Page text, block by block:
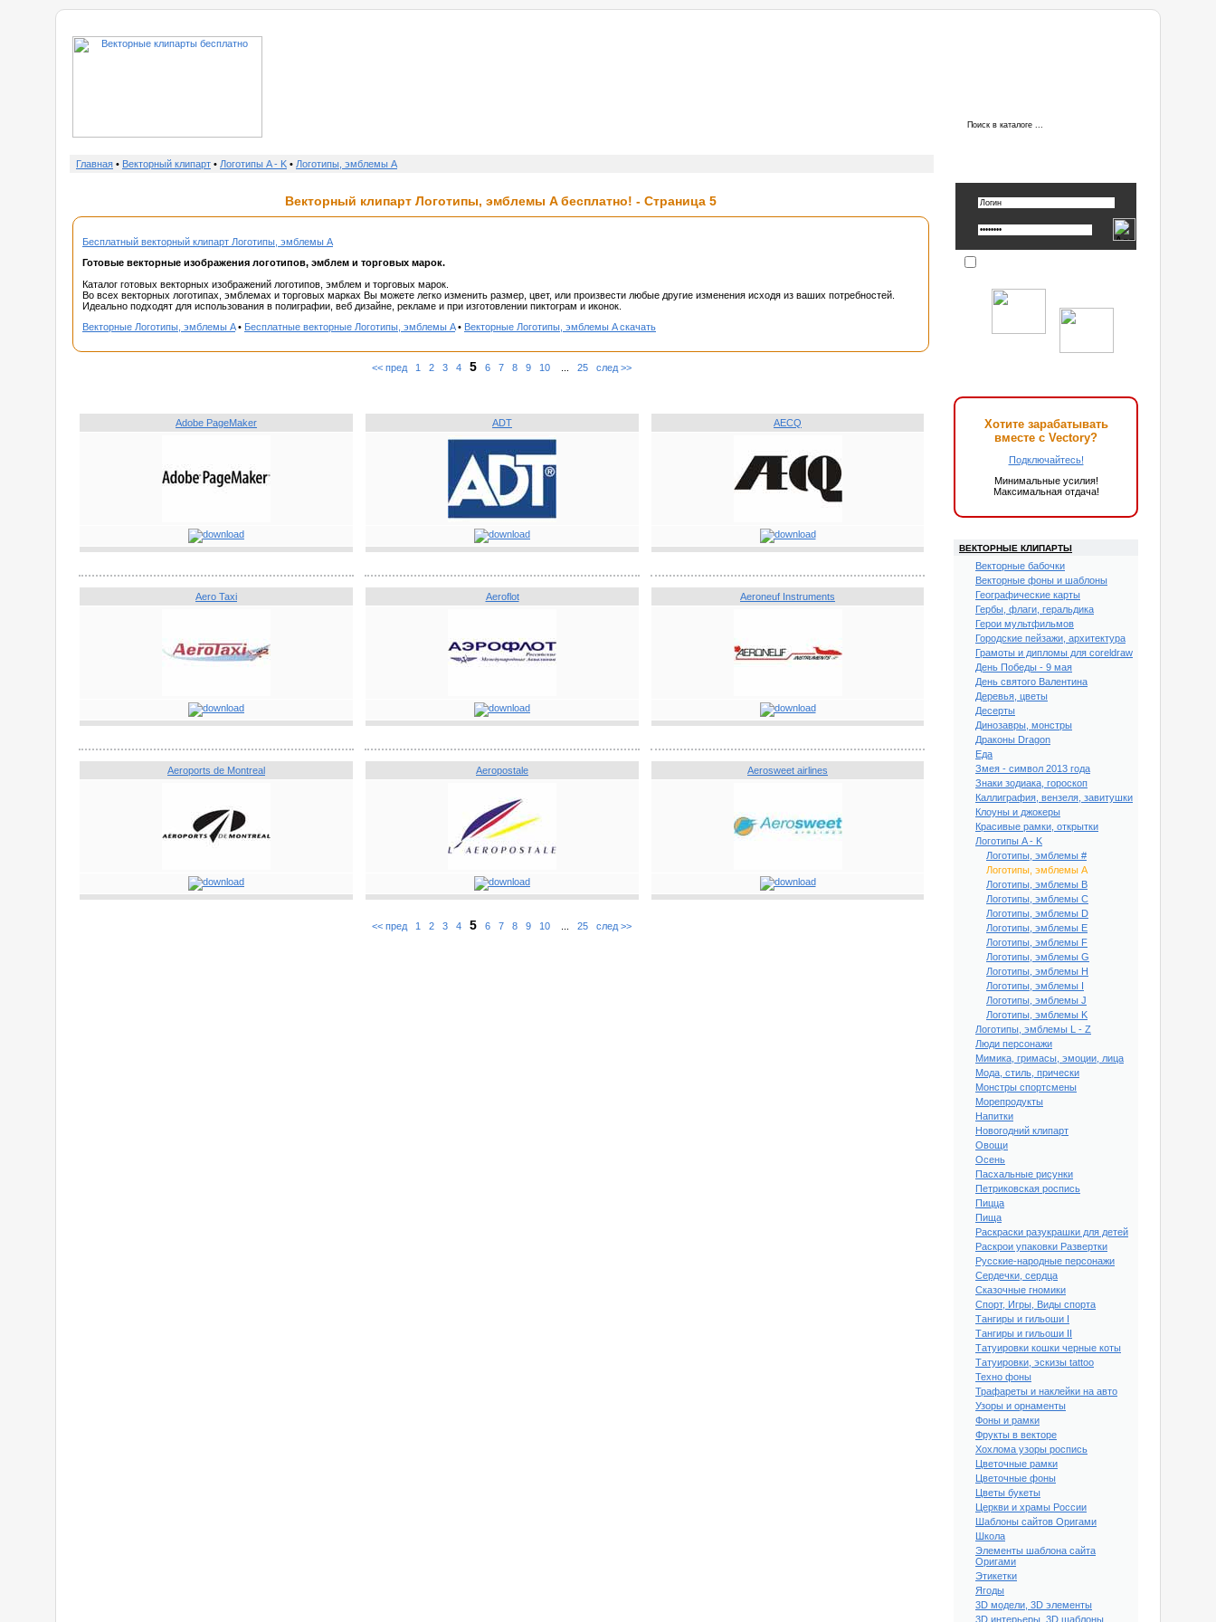
Главная • Векторный клипарт • Логотипы A - K • Логотипы, эмблемы A
Векторный клипарт Логотипы, эмблемы A бесплатно! - Страница 5
Бесплатный векторный клипарт Логотипы, эмблемы A
Готовые векторные изображения логотипов, эмблем и торговых марок.
Каталог готовых векторных изображений логотипов, эмблем и торговых марок.
Во всех векторных логотипах, эмблемах и торговых марках Вы можете легко изменить размер, цвет, или произвести любые другие изменения исходя из ваших потребностей.
Идеально подходят для использования в полиграфии, веб дизайне, рекламе и при изготовлении пиктограм и иконок.
Векторные Логотипы, эмблемы A• Бесплатные векторные Логотипы, эмблемы A• Векторные Логотипы, эмблемы A скачать
<< пред 1 2 3 4 5 6 7 8 9 10 25 след >>
Adobe PageMaker ADT AECQ
Aero Taxi Aeroflot Aeroneuf Instruments
Aeroports de Montreal Aeropostale Aerosweet airlines
<< пред 1 2 3 4 5 6 7 8 9 10 25 след >>
Хотите зарабатывать
вместе с Vectory?
Подключайтесь!
Минимальные усилия!
Максимальная отдача!
ВЕКТОРНЫЕ КЛИПАРТЫ
Векторные бабочки
Векторные фоны и шаблоны
Географические карты
Гербы, флаги, геральдика
Герои мультфильмов
Городские пейзажи, архитектура
Грамоты и дипломы для coreldraw
День Победы - 9 мая
День святого Валентина
Деревья, цветы
Десерты
Динозавры, монстры
Драконы Dragon
Еда
Змея - символ 2013 года
Знаки зодиака, гороскоп
Каллиграфия, вензеля, завитушки
Клоуны и джокеры
Красивые рамки, открытки
Логотипы A - K
Логотипы, эмблемы #
Логотипы, эмблемы A
Логотипы, эмблемы B
Логотипы, эмблемы C
Логотипы, эмблемы D
Логотипы, эмблемы E
Логотипы, эмблемы F
Логотипы, эмблемы G
Логотипы, эмблемы H
Логотипы, эмблемы I
Логотипы, эмблемы J
Логотипы, эмблемы K
Логотипы, эмблемы L - Z
Люди персонажи
Мимика, гримасы, эмоции, лица
Мода, стиль, прически
Монстры спортсмены
Морепродукты
Напитки
Новогодний клипарт
Овощи
Осень
Пасхальные рисунки
Петриковская роспись
Пицца
Пища
Раскраски разукрашки для детей
Раскрои упаковки Развертки
Русские-народные персонажи
Сердечки, сердца
Сказочные гномики
Спорт, Игры, Виды спорта
Тангиры и гильоши I
Тангиры и гильоши II
Татуировки кошки черные коты
Татуировки, эскизы tattoo
Техно фоны
Трафареты и наклейки на авто
Узоры и орнаменты
Фоны и рамки
Фрукты в векторе
Хохлома узоры роспись
Цветочные рамки
Цветочные фоны
Цветы букеты
Церкви и храмы России
Шаблоны сайтов Оригами
Школа
Элементы шаблона сайта
Оригами
Этикетки
Ягоды
3D модели, 3D элементы
3D интерьеры, 3D шаблоны